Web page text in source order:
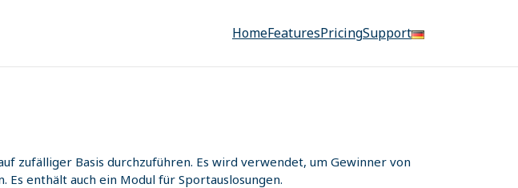
HomeFeaturesPricingSupport
zufälliger Basis durchzuführen. Es wird verwendet, um Gewinner von
enthält auch ein Modul für Sportauslosungen.